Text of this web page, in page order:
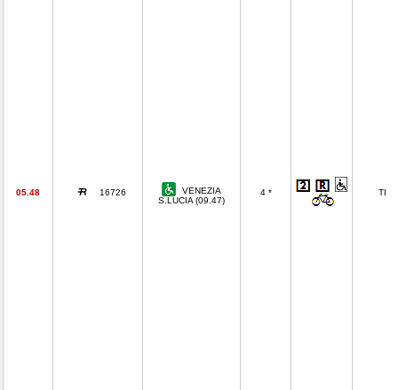
05.48 16726
VENEZIA
S.LUCIA (09.47)
4 * TI